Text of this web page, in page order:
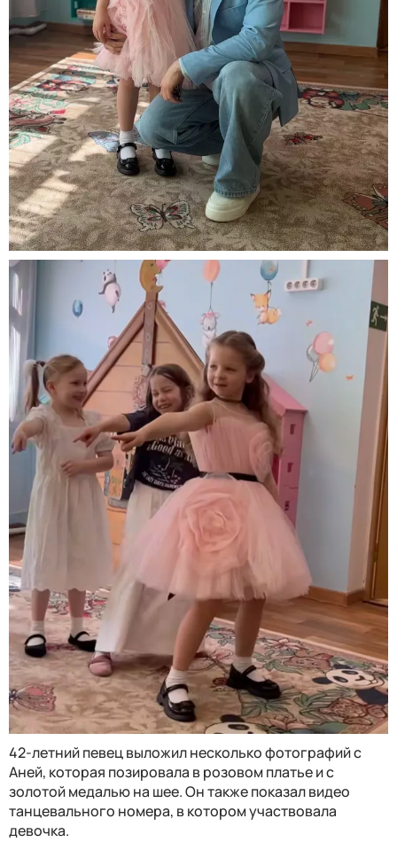
42-летний певец выложил несколько фотографий с
Аней, которая позировала в розовом платье и с
золотой медалью на шее. Он также показал видео
танцевального номера, в котором участвовала
девочка.